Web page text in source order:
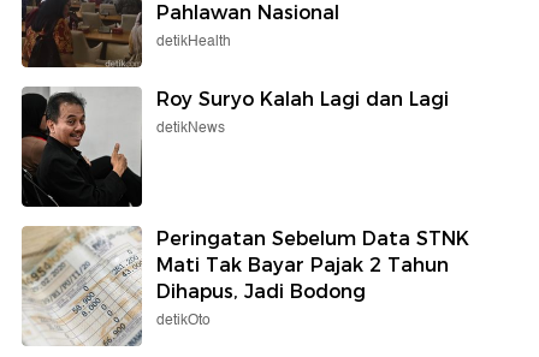
Pahlawan Nasional
detikHealth
Roy Suryo Kalah Lagi dan Lagi
detikNews
Peringatan Sebelum Data STNK
Mati Tak Bayar Pajak 2 Tahun
Dihapus, Jadi Bodong
detikOto